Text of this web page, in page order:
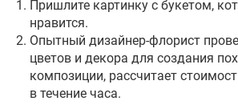
Пришлите картинку с букетом,
нравится.
Опытный дизайнер-флорист
цветов и декора для создания
композиции, рассчитает
в течение часа.